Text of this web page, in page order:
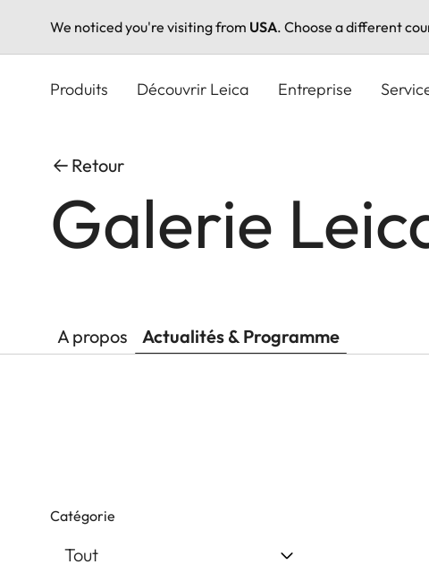
We noticed you're visiting from USA. Choose a different
Produits Découvrir Leica Entreprise
Retour
Galerie
A propos Actualités & Programme
Catégorie